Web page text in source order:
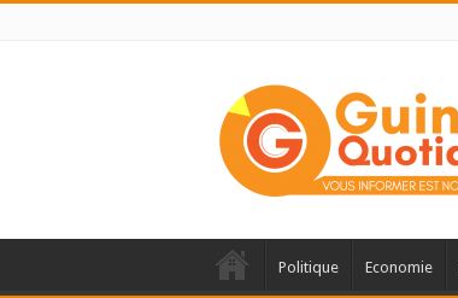
Politique Economie